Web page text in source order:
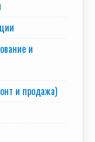
и
и продажа)